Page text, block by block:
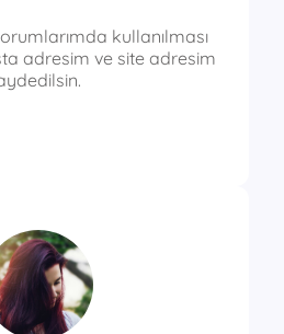
kullanılması
adresim ve site adresim